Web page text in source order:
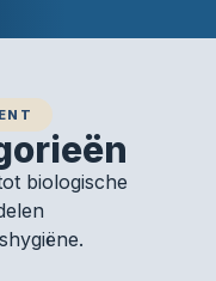
biologische